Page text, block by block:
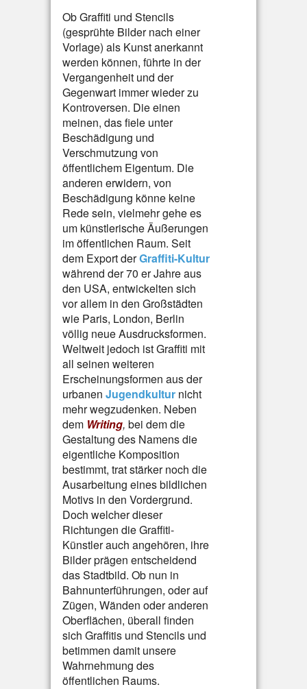
Ob Graffiti und Stencils
(gesprühte Bilder nach einer
Vorlage) als Kunst anerkannt
werden können, führte in der
Vergangenheit und der
Gegenwart immer wieder zu
Kontroversen. Die einen
meinen, das fiele unter
Beschädigung und
Verschmutzung von
öffentlichem Eigentum. Die
anderen erwidern, von
Beschädigung könne keine
Rede sein, vielmehr gehe es
um künstlerische Äußerungen
im öffentlichen Raum. Seit
dem Export derGraffiti-Kultur
während der 70 er Jahre aus
den USA, entwickelten sich
vor allem in den Großstädten
wie Paris, London, Berlin
völlig neue Ausdrucksformen.
Weltweit jedoch ist Graffiti mit
all seinen weiteren
Erscheinungsformen aus der
urbanen Jugendkultur nicht
mehr wegzudenken. Neben
dem Writing, bei dem die
Gestaltung des Namens die
eigentliche Komposition
bestimmt, trat stärker noch die
Ausarbeitung eines bildlichen
Motivs in den Vordergrund.
Doch welcher dieser
Richtungen die Graffiti-
Künstler auch angehören, ihre
Bilder prägen entscheidend
das Stadtbild. Ob nun in
Bahnunterführungen, oder auf
Zügen, Wänden oder anderen
Oberflächen, überall finden
sich Graffitis und Stencils und
betimmen damit unsere
Wahrnehmung des
öffentlichen Raums.